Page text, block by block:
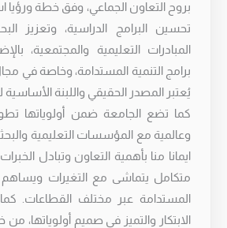
بروح التعاون الجماعي، وفق خطة ورؤيا
تحسين البرامج الدراسية، وتعزيز
المبادرات التعليمية والمجتمعية،
برامج التنمية المستدامة، وخاصة في
يُعتبر المصدر الحقيقي واللبنة الأساسية
كما تضع الجامعة ضمن أولوياتها
وعالمية مع المؤسسات التعليمية
ايمانا منا بأهمية التعاون وتبادل
متكامل يتماشى مع التغيرات ويساهم
المستدامة عبر مختلف القطاعات.
الابتكار والتميز في صميم أولوياتها،